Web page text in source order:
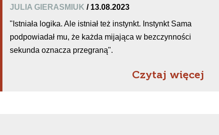
JULIA GIERASMIUK / 13.08.2023
"Istniała logika. Ale istniał też instynkt. Instynkt Sama
podpowiadał mu, że każda mijająca w bezczynności
sekunda oznacza przegraną".
Czytaj więcej